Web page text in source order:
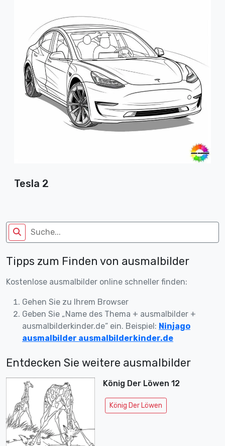
Tesla 2
Tipps zum Finden von ausmalbilder
Kostenlose ausmalbilder online schneller finden:
Gehen Sie zu Ihrem Browser
Geben Sie „Name des Thema + ausmalbilder +
ausmalbilderkinder.de“ ein. Beispiel: Ninjago
ausmalbilder ausmalbilderkinder.de
Entdecken Sie weitere ausmalbilder
König Der Löwen 12
König Der Löwen